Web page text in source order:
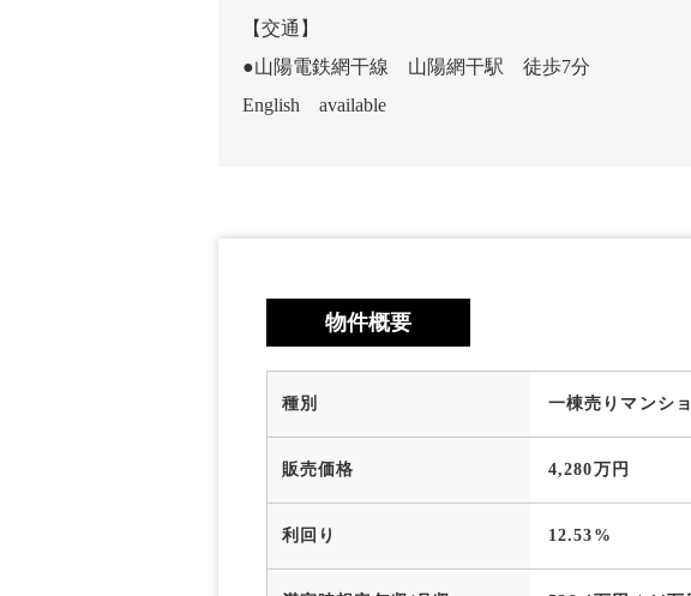
【交通】
●山陽電鉄網干線 山陽網干駅 徒歩7分
English available
物件概要
種別 一棟売りマンシ
販売価格 4,280万円
利回り 12.53%